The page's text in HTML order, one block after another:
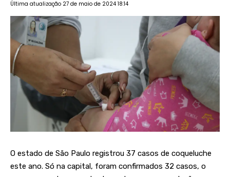
Última atualização 27 de maio de 2024 18:14
O estado de São Paulo registrou 37 casos de coqueluche
este ano. Só na capital, foram confirmados 32 casos, o